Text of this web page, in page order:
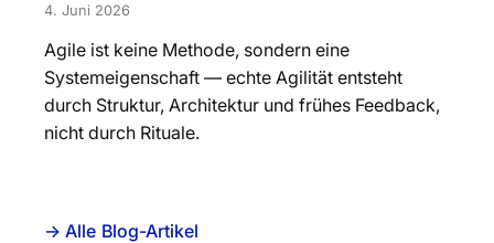
4. Juni 2026
Agile ist keine Methode, sondern eine
Systemeigenschaft — echte Agilität entsteht
durch Struktur, Architektur und frühes Feedback,
nicht durch Rituale.
→ Alle Blog-Artikel